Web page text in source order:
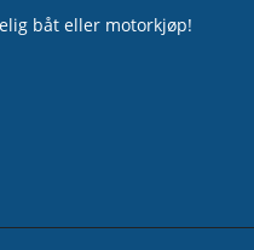
båt eller motorkjøp!